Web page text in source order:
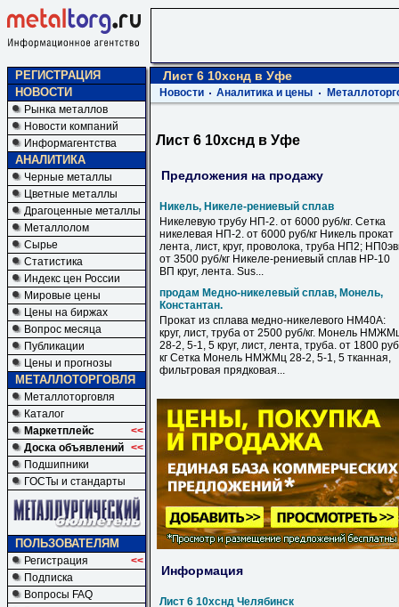
РЕГИСТРАЦИЯ
НОВОСТИ
Рынка металлов
Новости компаний
Информагентства
АНАЛИТИКА
Черные металлы
Цветные металлы
Драгоценные металлы
Металлолом
Сырье
Статистика
Индекс цен России
Мировые цены
Цены на биржах
Вопрос месяца
Публикации
Цены и прогнозы
МЕТАЛЛОТОРГОВЛЯ
Металлоторговля
Каталог
Маркетплейс
<<
Доска объявлений <<
Подшипники
ГОСТы и стандарты
ПОЛЬЗОВАТЕЛЯМ
Регистрация
<<
Подписка
Вопросы FAQ
Лист 6 10хснд в Уфе
Новости Аналитика и цены
Лист 6 10хснд в Уфе
Предложения на продажу
Никель, Никеле-рениевый сплав
Никелевую трубу НП-2. от 6000 руб/кг. Сетка
никелевая НП-2. от 6000 руб/кг Никель прокат
лента, лист, круг, проволока, труба НП2;
от 3500 руб/кг Никеле-рениевый сплав НР-10
ВП круг, лента. Sus...
продам Медно-никелевый сплав, Монель,
Константан.
Прокат из сплава медно-никелевого НМ40А:
круг, лист, труба от 2500 руб/кг. Монель
28-2, 5-1, 5 круг, лист, лента, труба. от 1800
кг Сетка Монель НМЖМц 28-2, 5-1, 5 тканная,
фильтровая прядковая...
Информация
Лист 6 10хснд Челябинск